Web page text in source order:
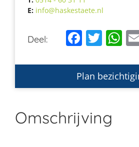
E: info@haskestaete.nl
Deel:
Plan
Omschrijving